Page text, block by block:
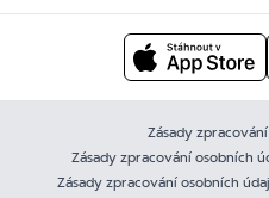
Zásady
Zásady zpracování osobních
Zásady zpracování osobních